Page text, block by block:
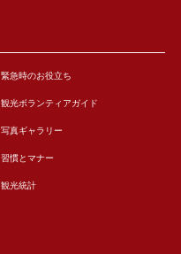
緊急時のお役立ち
観光ボランティアガイド
写真ギャラリー
習慣とマナー
観光統計